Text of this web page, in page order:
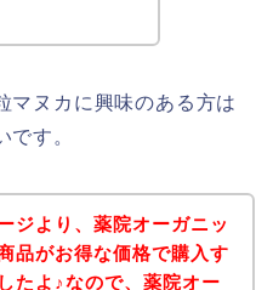
マヌカに興味のある方は
す。
ジより、薬院オーガニッ
品がお得な価格で購入す
たよ♪なので、薬院オー